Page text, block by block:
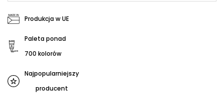
Produkcja w UE
Paleta ponad
700 kolorów
Najpopularniejszy
producent